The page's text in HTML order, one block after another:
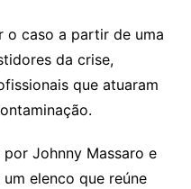
caso a partir de uma
da crise,
que atuaram
Johnny Massaro e
elenco que reúne